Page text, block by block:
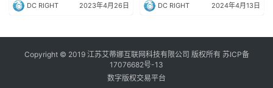
DC RIGHT 2023年4月26日 DC RIGHT 2024年4月13日
Copyright © 2019 江苏艾蒂娜互联网科技有限公司 版权所有 苏ICP备
17076682号-13
数字版权交易平台